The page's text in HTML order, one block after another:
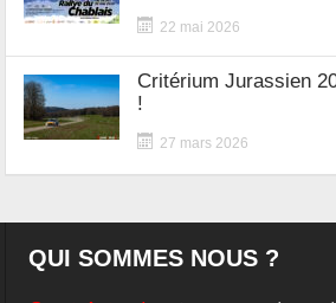
22 mai 2026
Critérium Jurassien
!
27 mars 2026
QUI SOMMES NOUS ?